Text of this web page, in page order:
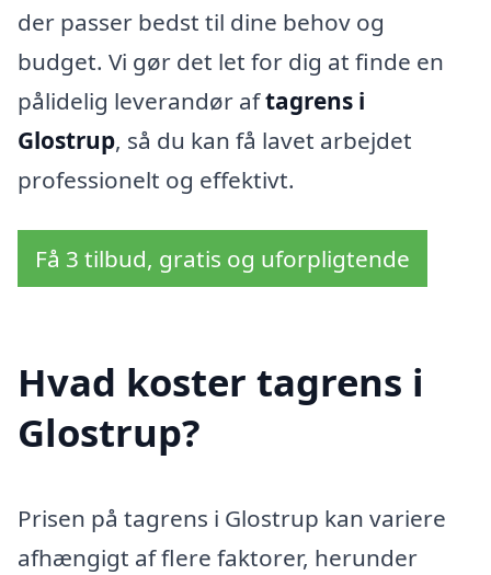
der passer bedst til dine behov og
budget. Vi gør det let for dig at finde en
pålidelig leverandør aftagrens i
Glostrup, så du kan få lavet arbejdet
professionelt og effektivt.
Få 3 tilbud, gratis og uforpligtende
Hvad koster tagrens i
Glostrup?
Prisen på tagrens i Glostrup kan variere
afhængigt af flere faktorer, herunder